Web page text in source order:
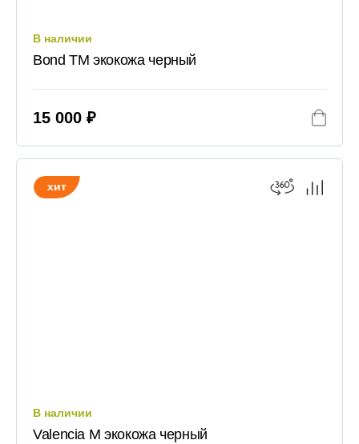
В наличии
Bond TM экокожа черный
15 000 ₽
хит
В наличии
Valencia M экокожа черный